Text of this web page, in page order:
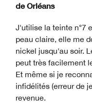
de Orléans
J'utilise la teinte n°7
peau claire, elle me
nickel jusqu'au soir.
peut très facilement
Et même si je
infidélités (erreur de
revenue.